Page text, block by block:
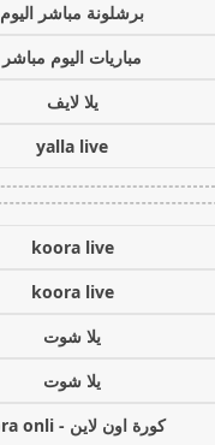
برشلونة مباشر اليوم
مباريات اليوم مباشر
يلا لايف
yalla live
koora live
koora live
يلا شوت
يلا شوت
كورة اون لاين - kora onli